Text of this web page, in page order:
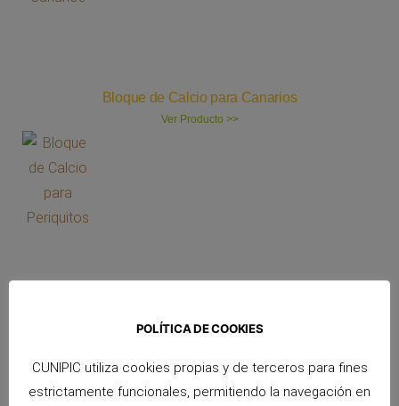
Bloque de Calcio para Canarios
Ver Producto >>
Bloque de Calcio para Periquitos
POLÍTICA DE COOKIES
CUNIPIC utiliza cookies propias y de terceros para fines
estrictamente funcionales, permitiendo la navegación en